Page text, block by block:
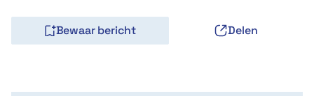
Bewaar bericht Delen